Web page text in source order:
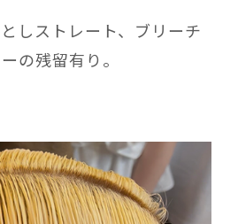
しストレート、ブリーチ
の残留有り。